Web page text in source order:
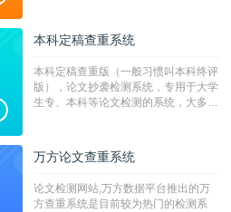
本科定稿查重系统
本科定稿查重版（一般习惯叫本科终评
版），论文抄袭检测系统，专用于大学
生专、本科等论文检测的系统，大多数
万方论文查重系统
论文检测网站,万方数据平台推出的万
方查重系统是目前较为热门的检测系